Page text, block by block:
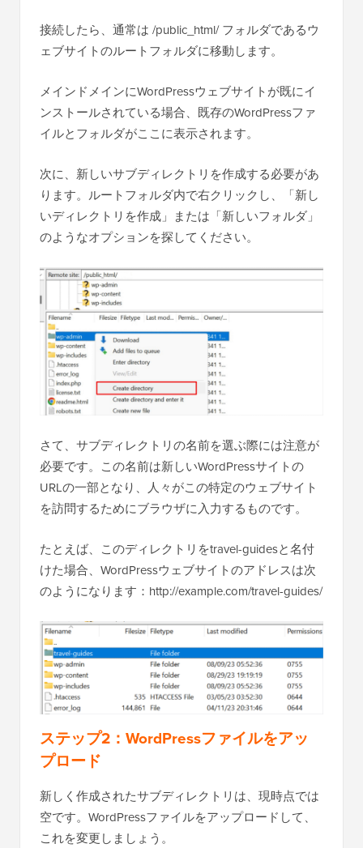
接続したら、通常は /public_html/ フォルダであるウ
ェブサイトのルートフォルダに移動します。
メインドメインにWordPressウェブサイトが既にイ
ンストールされている場合、既存のWordPressファ
イルとフォルダがここに表示されます。
次に、新しいサブディレクトリを作成する必要があ
ります。ルートフォルダ内で右クリックし、「新し
いディレクトリを作成」または「新しいフォルダ」
のようなオプションを探してください。
さて、サブディレクトリの名前を選ぶ際には注意が
必要です。この名前は新しいWordPressサイトの
URLの一部となり、人々がこの特定のウェブサイト
を訪問するためにブラウザに入力するものです。
たとえば、このディレクトリをtravel-guidesと名付
けた場合、WordPressウェブサイトのアドレスは次
のようになります：http://example.com/travel-guides/
ステップ2：WordPressファイルをアッ
プロード
新しく作成されたサブディレクトリは、現時点では
空です。WordPressファイルをアップロードして、
これを変更しましょう。